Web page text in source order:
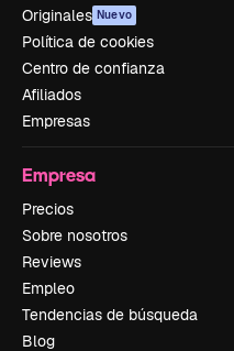
Originales Nuevo
Política de cookies
Centro de confianza
Afiliados
Empresas
Empresa
Precios
Sobre nosotros
Reviews
Empleo
Tendencias de búsqueda
Blog